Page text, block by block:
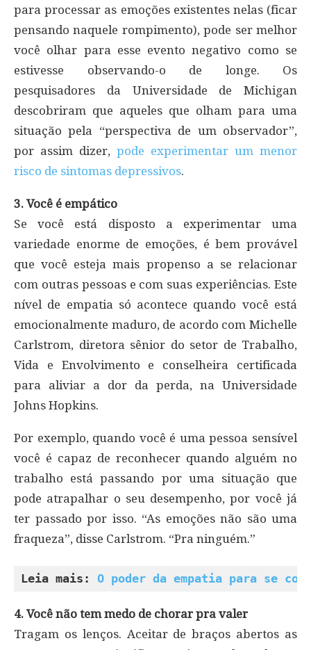
para processar as emoções existentes nelas (ficar
pensando naquele rompimento), pode ser melhor
você olhar para esse evento negativo como se
estivesse observando-o de longe. Os
pesquisadores da Universidade de Michigan
descobriram que aqueles que olham para uma
situação pela “perspectiva de um observador”,
por assim dizer, pode experimentar um menor
risco de sintomas depressivos.
3. Você é empático
Se você está disposto a experimentar uma
variedade enorme de emoções, é bem provável
que você esteja mais propenso a se relacionar
com outras pessoas e com suas experiências. Este
nível de empatia só acontece quando você está
emocionalmente maduro, de acordo com Michelle
Carlstrom, diretora sênior do setor de Trabalho,
Vida e Envolvimento e conselheira certificada
para aliviar a dor da perda, na Universidade
Johns Hopkins.
Por exemplo, quando você é uma pessoa sensível
você é capaz de reconhecer quando alguém no
trabalho está passando por uma situação que
pode atrapalhar o seu desempenho, por você já
ter passado por isso. “As emoções não são uma
fraqueza”, disse Carlstrom. “Pra ninguém.”
Leia mais: O poder da empatia para se
4. Você não tem medo de chorar pra valer
Tragam os lenços. Aceitar de braços abertos as